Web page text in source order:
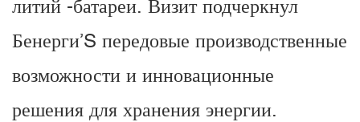
литий -батареи. Визит подчеркнул
Бенерги’S передовые производственные
возможности и инновационные
решения для хранения энергии.